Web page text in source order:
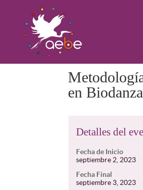
en Biodanza
Detalles del
Fecha de Inicio
septiembre 2, 2023
Fecha Final
septiembre 3, 2023